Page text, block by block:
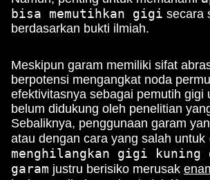
bisa memutihkan gigi secara
berdasarkan bukti ilmiah.
Meskipun garam memiliki sifat
berpotensi mengangkat noda
efektivitasnya sebagai pemutih gigi
belum didukung oleh penelitian
Sebaliknya, penggunaan garam
atau dengan cara yang salah untuk
menghilangkan gigi kuning
garam justru berisiko merusak